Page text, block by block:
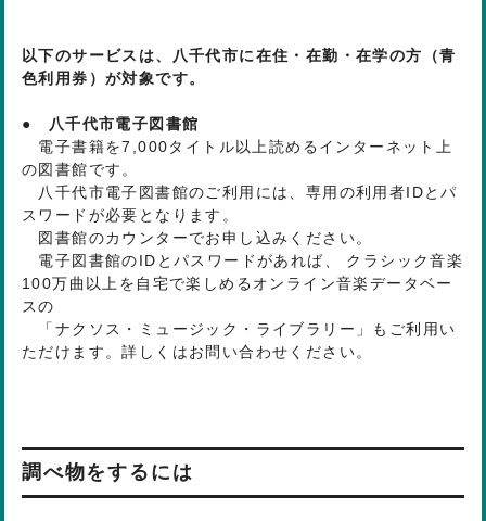
以下のサービスは、八千代市に在住・在勤・在学の方（青
色利用券）が対象です。
● 八千代市電子図書館
電子書籍を7,000タイトル以上読めるインターネット上
の図書館です。
八千代市電子図書館のご利用には、専用の利用者IDとパ
スワードが必要となります。
図書館のカウンターでお申し込みください。
電子図書館のIDとパスワードがあれば、 クラシック音楽
100万曲以上を自宅で楽しめるオンライン音楽データベー
スの
「ナクソス・ミュージック・ライブラリー」もご利用い
ただけます。詳しくはお問い合わせください。
調べ物をするには